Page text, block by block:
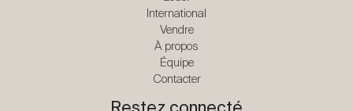
International
Vendre
À propos
Équipe
Contacter